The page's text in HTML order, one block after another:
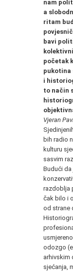
nam
a
ritam
bavi
početak
pukotina
i
to način
Vjeran
bih radio
kulturu
sasvim
Budući
razdoblja
čak bilo i
od strane
odozgo
arhivskim
sjećanja,